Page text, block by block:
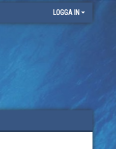
LOGGA IN